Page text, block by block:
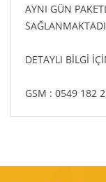
AYNI GÜN
DETAYLI BİLGİ
GSM : 0549 182